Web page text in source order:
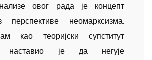
овог рада је концепт
неомарксизма.
као теоријски супститут
наставио је да негује